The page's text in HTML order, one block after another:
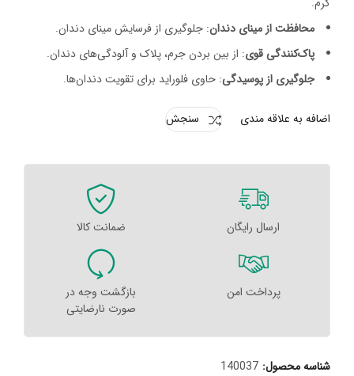
محافظت از مینای دندان: جلوگیری از فرسایش مینای دندان.
پاک‌کنندگی قوی: از بین بردن جرم، پلاک و آلودگی‌های دندان.
جلوگیری از پوسیدگی: حاوی فلوراید برای تقویت دندان‌ها.
اضافه به علاقه مندی سنجش
ارسال رایگان ضمانت کالا
پرداخت امن
بازگشت وجه در
صورت نارضایتی
شناسه محصول: 140037